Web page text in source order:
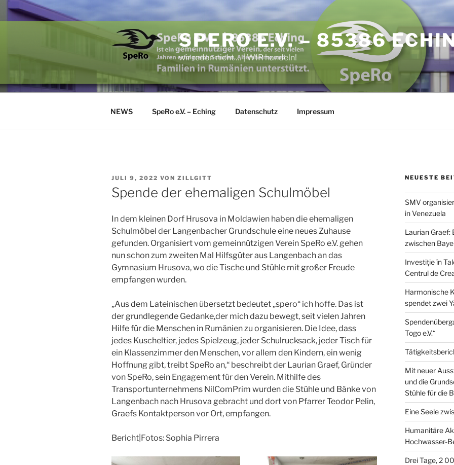
Zum
Inhalt
SPERO E.V. – 85386
wir reden nicht … | WIR handeln!
NEWS SpeRo e.V. – Eching Datenschutz Impressum
VERÖFFENTLICHT
AM
JULI 9, 2022 VON ZILLGITT
Spende der ehemaligen Schulmöbel
In dem kleinen Dorf Hrusova in Moldawien haben die ehemaligen
Schulmöbel der Langenbacher Grundschule eine neues Zuhause
gefunden. Organisiert vom gemeinnützigen Verein SpeRo e.V. gehen
nun schon zum zweiten Mal Hilfsgüter aus Langenbach an das
Gymnasium Hrusova, wo die Tische und Stühle mit großer Freude
empfangen wurden.
„Aus dem Lateinischen übersetzt bedeutet „spero“ ich hoffe. Das ist
der grundlegende Gedanke,der mich dazu bewegt, seit vielen Jahren
Hilfe für die Menschen in Rumänien zu organisieren. Die Idee, dass
jedes Kuscheltier, jedes Spielzeug, jeder Schulrucksack, jeder Tisch für
ein Klassenzimmer den Menschen, vor allem den Kindern, ein wenig
Hoffnung gibt, treibt SpeRo an,“ beschreibt der Laurian Graef, Gründer
von SpeRo, sein Engagement für den Verein. Mithilfe des
Transportunternehmens NilComPrim wurden die Stühle und Bänke von
Langenbach nach Hrusova gebracht und dort von Pfarrer Teodor Pelin,
Graefs Kontaktperson vor Ort, empfangen.
Bericht|Fotos: Sophia Pirrera
NEUESTE
SMV
in Venezuela
Laurian Graef:
zwischen
Investiție în
Centrul de
Harmonische
spendet zwei
Togo e.V.“
Mit neuer
und die
Stühle für die
Eine Seele
Humanitäre
Hochwasser-
Drei Tage, 2